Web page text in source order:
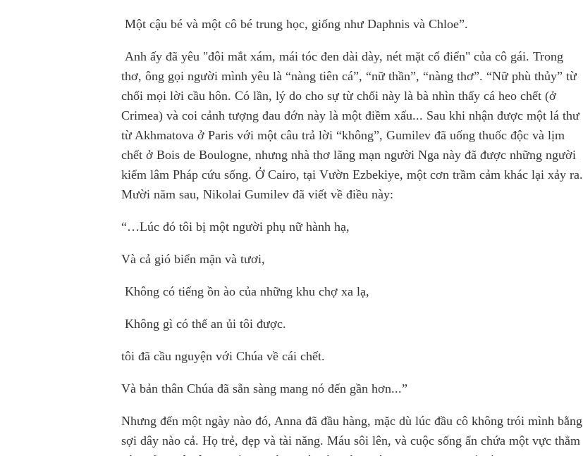
Một cậu bé và một cô bé trung học, giống như Daphnis và Chloe”.
Anh ấy đã yêu "đôi mắt xám, mái tóc đen dài dày, nét mặt cổ điển" của cô gái. Trong
thơ, ông gọi người mình yêu là “nàng tiên cá”, “nữ thần”, “nàng thơ”. “Nữ phù thủy” từ
chối mọi lời cầu hôn. Có lần, lý do cho sự từ chối này là bà nhìn thấy cá heo chết (ở
Crimea) và coi cảnh tượng đau đớn này là một điềm xấu... Sau khi nhận được một lá thư
từ Akhmatova ở Paris với một câu trả lời “không”, Gumilev đã uống thuốc độc và lịm
chết ở Bois de Boulogne, nhưng nhà thơ lãng mạn người Nga này đã được những người
kiểm lâm Pháp cứu sống. Ở Cairo, tại Vườn Ezbekiye, một cơn trầm cảm khác lại xảy ra.
Mười năm sau, Nikolai Gumilev đã viết về điều này:
“…Lúc đó tôi bị một người phụ nữ hành hạ,
Và cả gió biển mặn và tươi,
Không có tiếng ồn ào của những khu chợ xa lạ,
Không gì có thể an ủi tôi được.
tôi đã cầu nguyện với Chúa về cái chết.
Và bản thân Chúa đã sẵn sàng mang nó đến gần hơn...”
Nhưng đến một ngày nào đó, Anna đã đầu hàng, mặc dù lúc đầu cô không trói mình bằng
sợi dây nào cả. Họ trẻ, đẹp và tài năng. Máu sôi lên, và cuộc sống ẩn chứa một vực thẳm